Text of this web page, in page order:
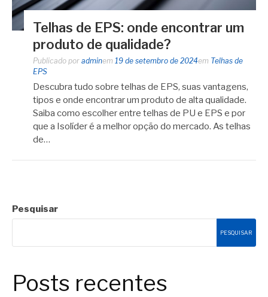
Telhas de EPS: onde encontrar um
produto de qualidade?
Publicado por adminem 19 de setembro de 2024em Telhas de
EPS
Descubra tudo sobre telhas de EPS, suas vantagens,
tipos e onde encontrar um produto de alta qualidade.
Saiba como escolher entre telhas de PU e EPS e por
que a Isolíder é a melhor opção do mercado. As telhas
de…
Pesquisar
PESQUISAR
Posts recentes